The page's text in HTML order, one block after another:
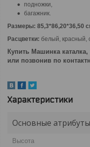
подножки,
багажник.
Размеры: 85,3*86,20*36,50
Расцветки: белый, красный,
Купить Машинка
или позвонив по
Характеристики
Основные атрибуты
Высота